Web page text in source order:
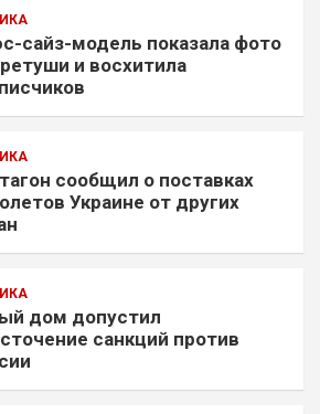
сайз-модель показала фото
и восхитила
сообщил о поставках
Украине от других
дом допустил
санкций против